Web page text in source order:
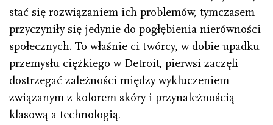
stać się rozwiązaniem ich problemów, tymczasem
przyczyniły się jedynie do pogłębienia nierówności
społecznych. To właśnie ci twórcy, w dobie upadku
przemysłu ciężkiego w Detroit, pierwsi zaczęli
dostrzegać zależności między wykluczeniem
związanym z kolorem skóry i przynależnością
klasową a technologią.